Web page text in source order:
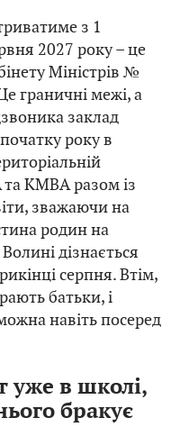
з 1
2027 року – це
Міністрів №
граничні межі, а
заклад
року в
КМВА разом із
зважаючи на
родин на
дізнається
серпня. Втім,
батьки, і
навіть посеред
уже в школі,
бракує